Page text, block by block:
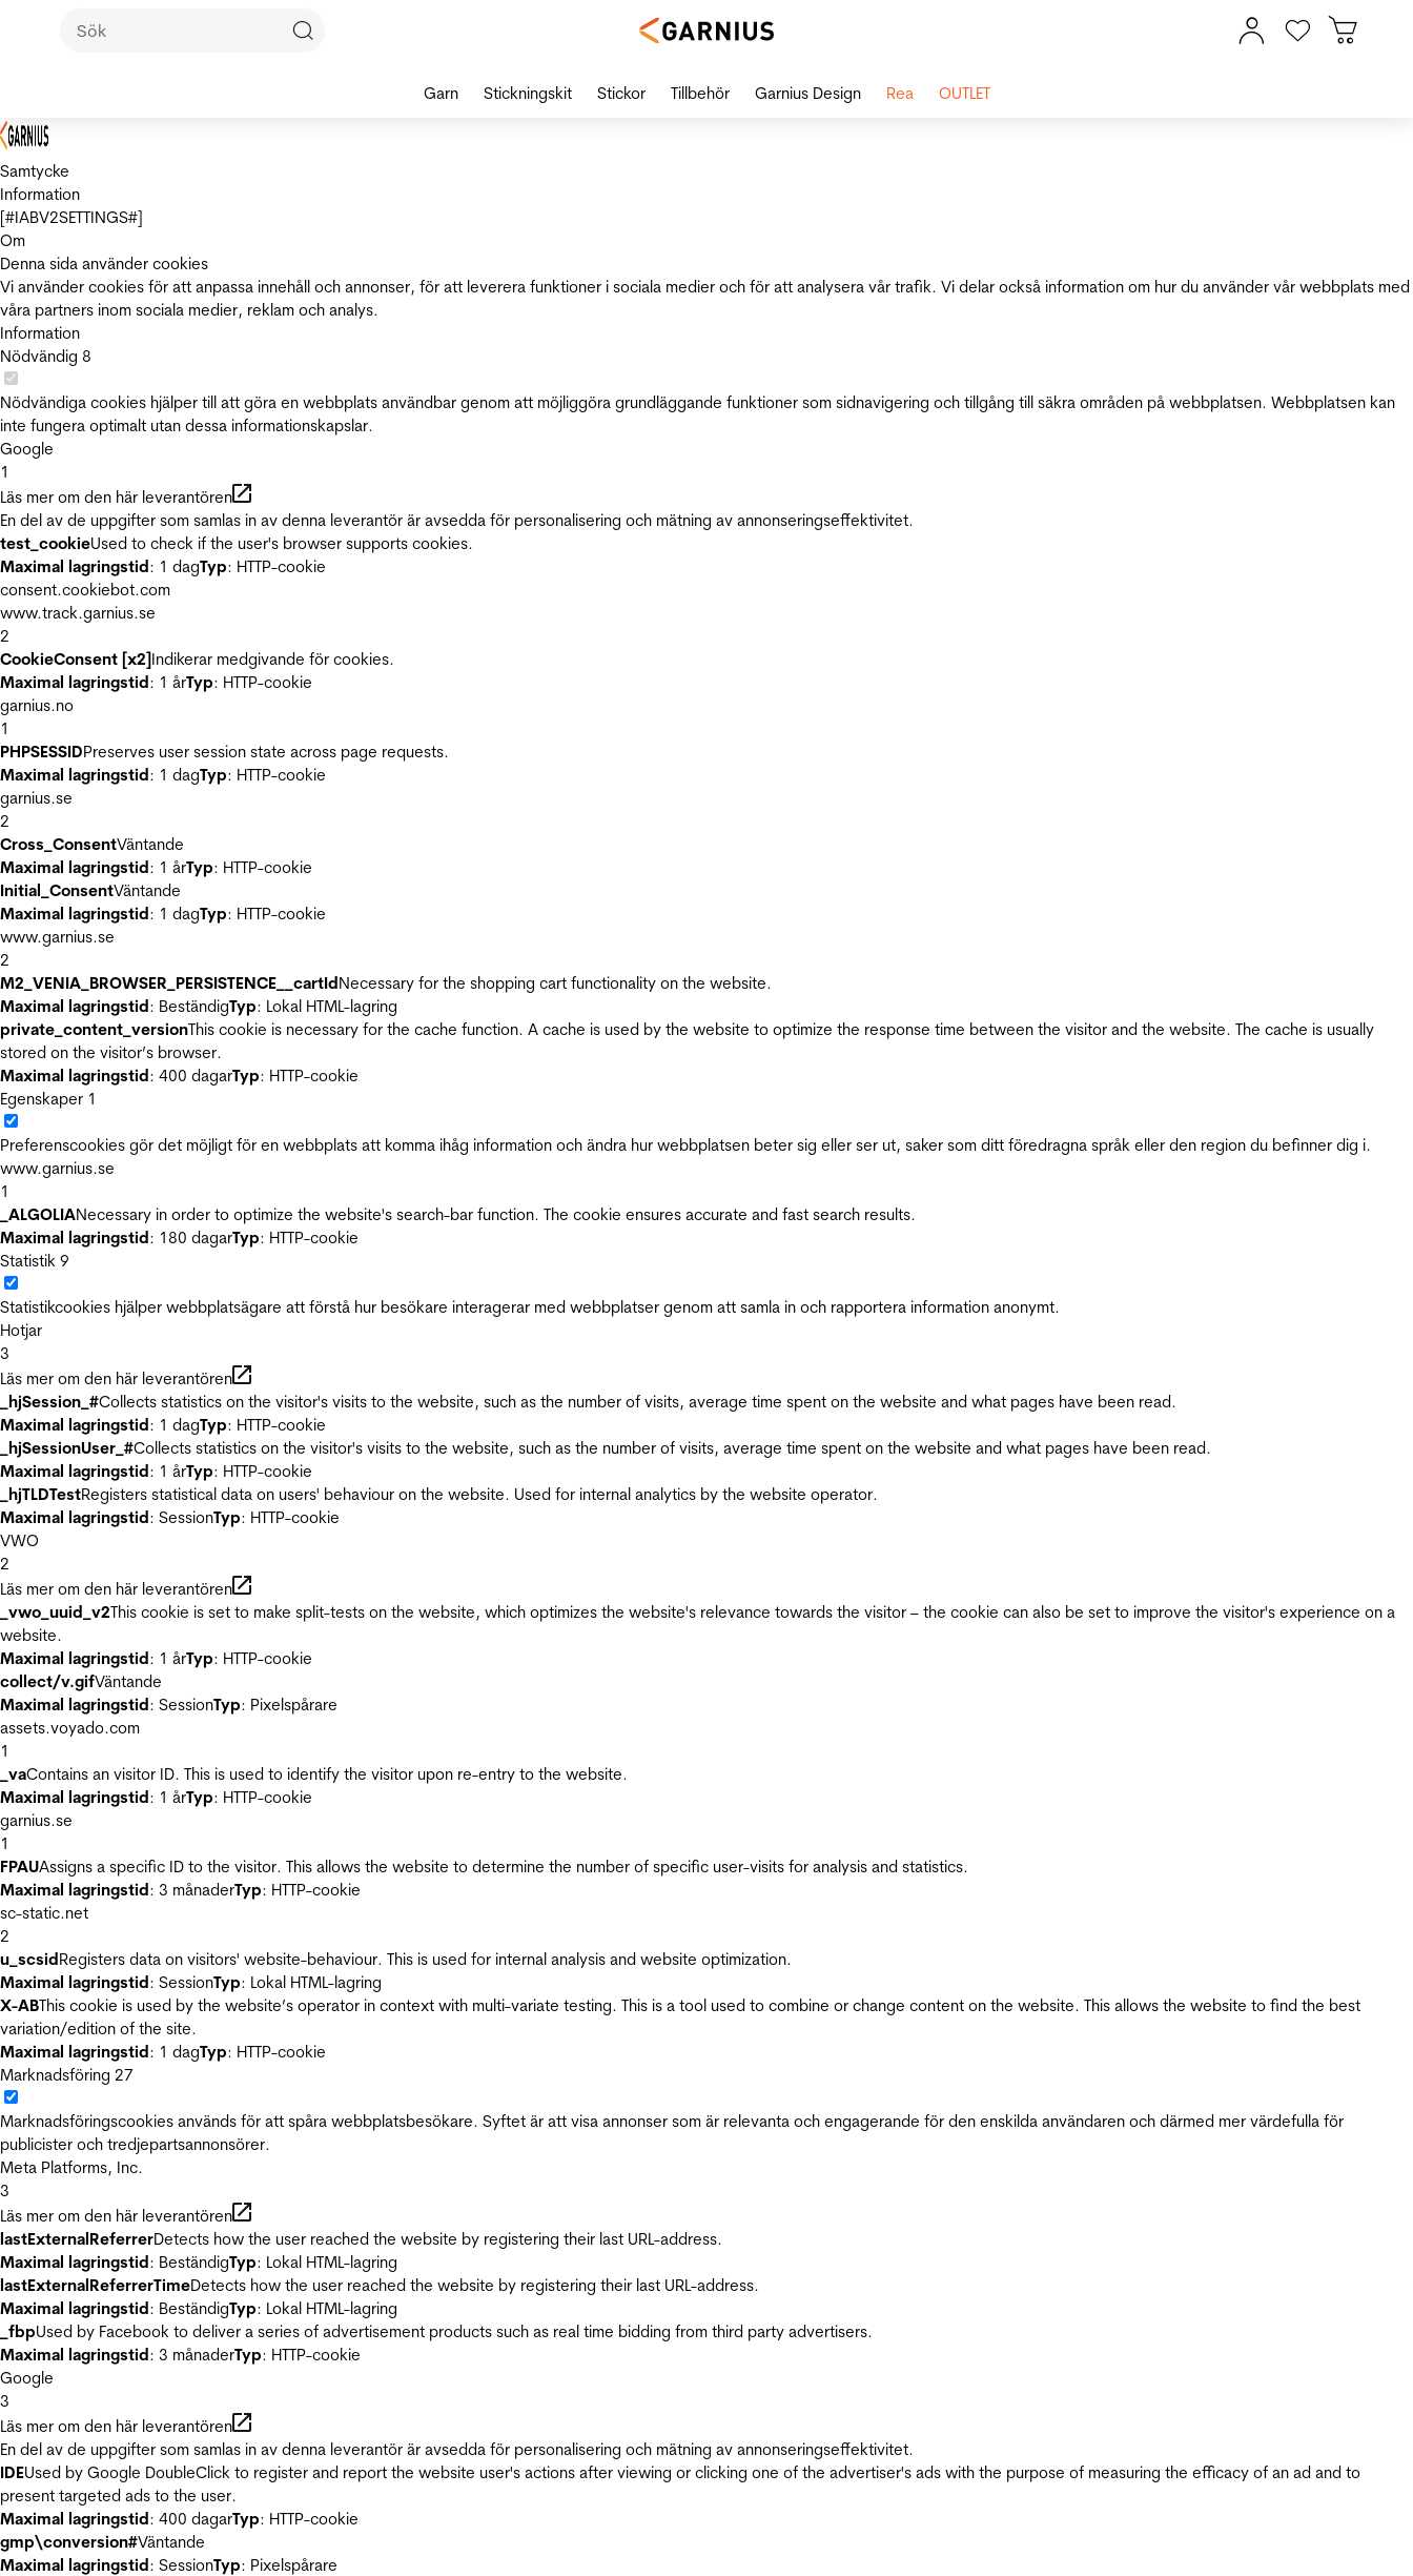
Samtycke
Information
[#IABV2SETTINGS#]
Om
Denna sida använder cookies
Vi använder cookies för att anpassa innehåll och annonser, för att leverera funktioner i sociala medier och för att analysera vår trafik. Vi delar också information om hur du använder vår webbplats med
våra partners inom sociala medier, reklam och analys.
Information
Nödvändig 8
Nödvändiga cookies hjälper till att göra en webbplats användbar genom att möjliggöra grundläggande funktioner som sidnavigering och tillgång till säkra områden på webbplatsen. Webbplatsen kan
inte fungera optimalt utan dessa informationskapslar.
Google
1
Läs mer om den här leverantören
En del av de uppgifter som samlas in av denna leverantör är avsedda för personalisering och mätning av annonseringseffektivitet.
test_cookieUsed to check if the user's browser supports cookies.
Maximal lagringstid: 1 dagTyp: HTTP-cookie
consent.cookiebot.com
www.track.garnius.se
2
CookieConsent [x2]Indikerar medgivande för cookies.
Maximal lagringstid: 1 årTyp: HTTP-cookie
garnius.no
1
PHPSESSIDPreserves user session state across page requests.
Maximal lagringstid: 1 dagTyp: HTTP-cookie
garnius.se
2
Cross_ConsentVäntande
Maximal lagringstid: 1 årTyp: HTTP-cookie
Initial_ConsentVäntande
Maximal lagringstid: 1 dagTyp: HTTP-cookie
www.garnius.se
2
M2_VENIA_BROWSER_PERSISTENCE__cartIdNecessary for the shopping cart functionality on the website.
Maximal lagringstid: BeständigTyp: Lokal HTML-lagring
private_content_versionThis cookie is necessary for the cache function. A cache is used by the website to optimize the response time between the visitor and the website. The cache is usually
stored on the visitor’s browser.
Maximal lagringstid: 400 dagarTyp: HTTP-cookie
Egenskaper 1
Preferenscookies gör det möjligt för en webbplats att komma ihåg information och ändra hur webbplatsen beter sig eller ser ut, saker som ditt föredragna språk eller den region du befinner dig i.
www.garnius.se
1
_ALGOLIANecessary in order to optimize the website's search-bar function. The cookie ensures accurate and fast search results.
Maximal lagringstid: 180 dagarTyp: HTTP-cookie
Statistik 9
Statistikcookies hjälper webbplatsägare att förstå hur besökare interagerar med webbplatser genom att samla in och rapportera information anonymt.
Hotjar
3
Läs mer om den här leverantören
_hjSession_#Collects statistics on the visitor's visits to the website, such as the number of visits, average time spent on the website and what pages have been read.
Maximal lagringstid: 1 dagTyp: HTTP-cookie
_hjSessionUser_#Collects statistics on the visitor's visits to the website, such as the number of visits, average time spent on the website and what pages have been read.
Maximal lagringstid: 1 årTyp: HTTP-cookie
_hjTLDTestRegisters statistical data on users' behaviour on the website. Used for internal analytics by the website operator.
Maximal lagringstid: SessionTyp: HTTP-cookie
VWO
2
Läs mer om den här leverantören
_vwo_uuid_v2This cookie is set to make split-tests on the website, which optimizes the website's relevance towards the visitor – the cookie can also be set to improve the visitor's experience on a
website.
Maximal lagringstid: 1 årTyp: HTTP-cookie
collect/v.gifVäntande
Maximal lagringstid: SessionTyp: Pixelspårare
assets.voyado.com
1
_vaContains an visitor ID. This is used to identify the visitor upon re-entry to the website.
Maximal lagringstid: 1 årTyp: HTTP-cookie
garnius.se
1
FPAUAssigns a specific ID to the visitor. This allows the website to determine the number of specific user-visits for analysis and statistics.
Maximal lagringstid: 3 månaderTyp: HTTP-cookie
sc-static.net
2
u_scsidRegisters data on visitors' website-behaviour. This is used for internal analysis and website optimization.
Maximal lagringstid: SessionTyp: Lokal HTML-lagring
X-ABThis cookie is used by the website’s operator in context with multi-variate testing. This is a tool used to combine or change content on the website. This allows the website to find the best
variation/edition of the site.
Maximal lagringstid: 1 dagTyp: HTTP-cookie
Marknadsföring 27
Marknadsföringscookies används för att spåra webbplatsbesökare. Syftet är att visa annonser som är relevanta och engagerande för den enskilda användaren och därmed mer värdefulla för
publicister och tredjepartsannonsörer.
Meta Platforms, Inc.
3
Läs mer om den här leverantören
lastExternalReferrerDetects how the user reached the website by registering their last URL-address.
Maximal lagringstid: BeständigTyp: Lokal HTML-lagring
lastExternalReferrerTimeDetects how the user reached the website by registering their last URL-address.
Maximal lagringstid: BeständigTyp: Lokal HTML-lagring
_fbpUsed by Facebook to deliver a series of advertisement products such as real time bidding from third party advertisers.
Maximal lagringstid: 3 månaderTyp: HTTP-cookie
Google
3
Läs mer om den här leverantören
En del av de uppgifter som samlas in av denna leverantör är avsedda för personalisering och mätning av annonseringseffektivitet.
IDEUsed by Google DoubleClick to register and report the website user's actions after viewing or clicking one of the advertiser's ads with the purpose of measuring the efficacy of an ad and to
present targeted ads to the user.
Maximal lagringstid: 400 dagarTyp: HTTP-cookie
gmp\conversion#Väntande
Maximal lagringstid: SessionTyp: Pixelspårare
Garn Stickningskit Stickor Tillbehör Garnius Design Rea OUTLET